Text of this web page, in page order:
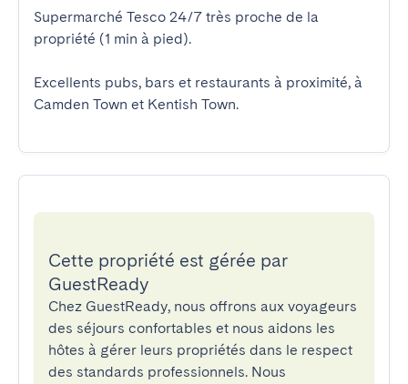
Supermarché Tesco 24/7 très proche de la
propriété (1 min à pied).
Excellents pubs, bars et restaurants à proximité, à
Camden Town et Kentish Town.
Cette propriété est gérée par
GuestReady
Chez GuestReady, nous offrons aux voyageurs
des séjours confortables et nous aidons les
hôtes à gérer leurs propriétés dans le respect
des standards professionnels. Nous